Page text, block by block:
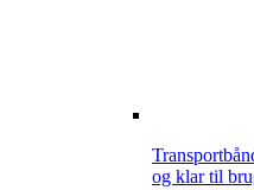
og klar til